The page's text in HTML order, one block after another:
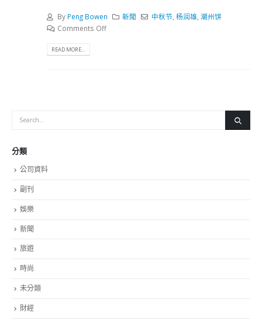
By Peng Bowen 新聞 中秋节 ,杨润雄 ,潮州饼
Comments Off
READ MORE...
分類
公司資料
副刊
娛樂
新聞
旅遊
時尚
未分類
財經